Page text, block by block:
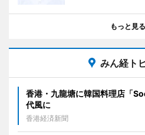
もっと見る
みん経ト
香港・九龍塘に韓国料理店「
代風に
香港経済新聞